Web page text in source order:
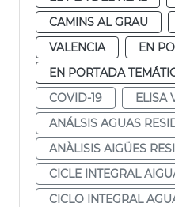
CAMINS AL GRAU
VALENCIA
EN
EN PORTADA
COVID-19
ELISA
ANÁLSIS AGUAS
ANÀLISIS AIGÜES
CICLE INTEGRAL
CICLO INTEGRAL